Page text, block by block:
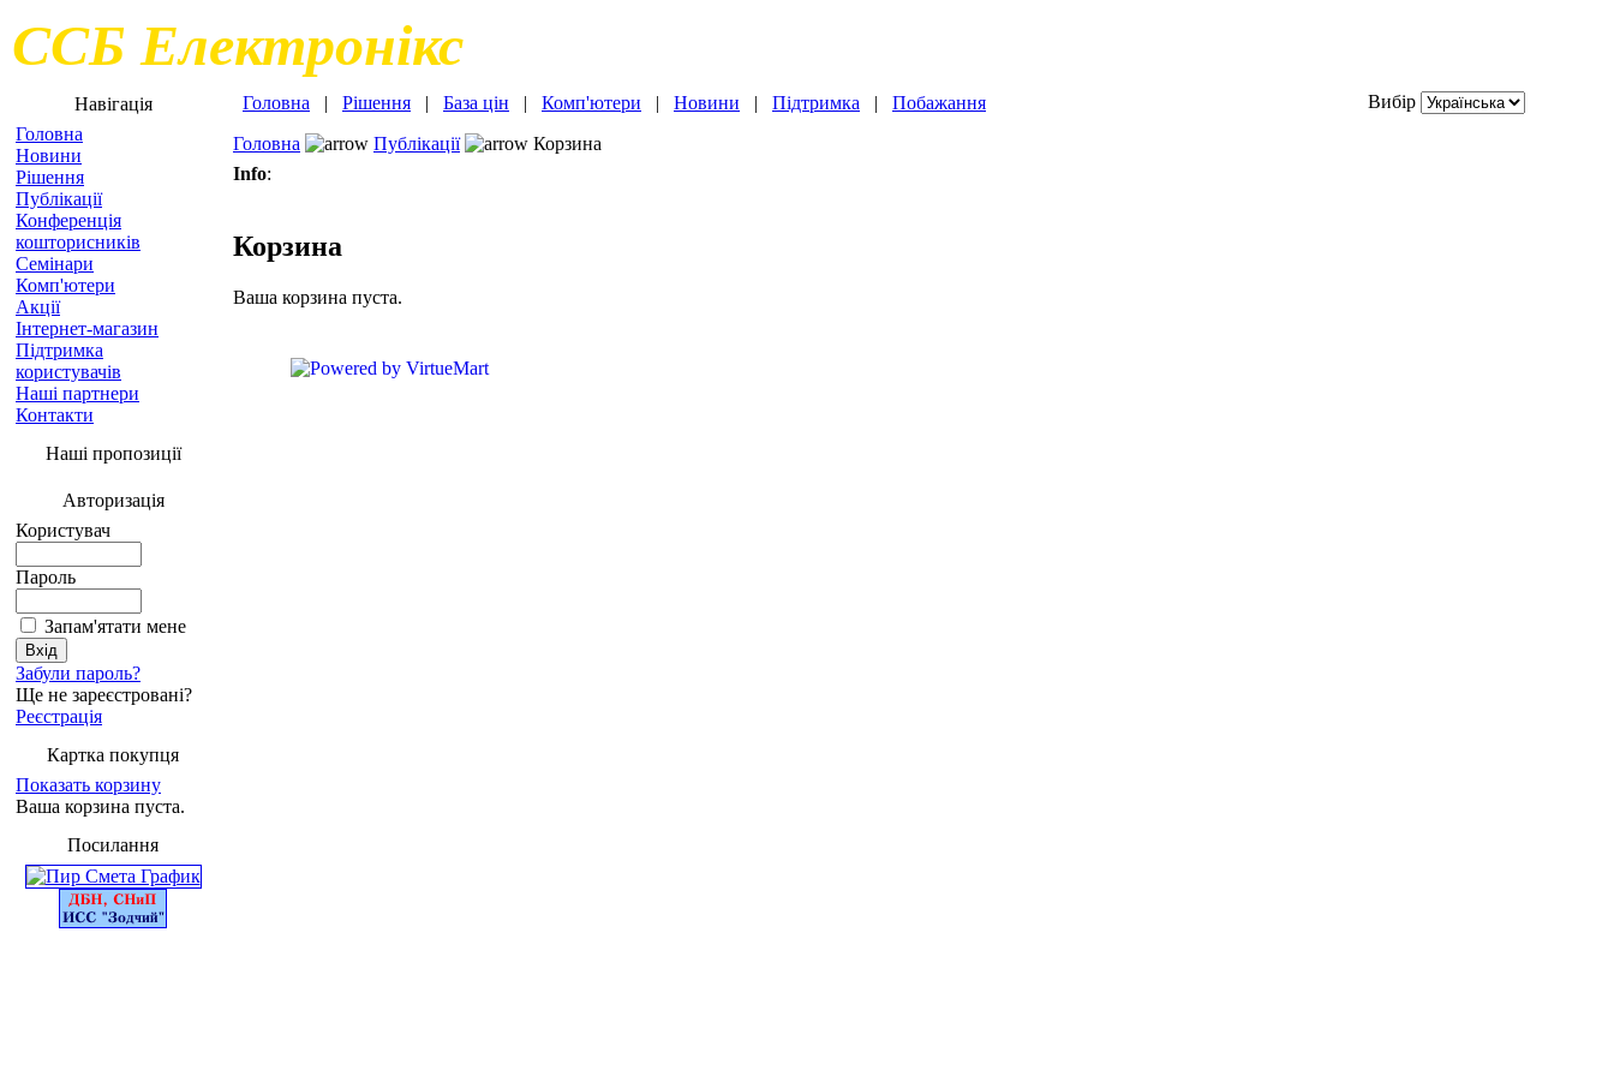
ССБ Електронікс
Навігація
Головна
Новини
Рішення
Публікації
Конференція
кошторисників
Семінари
Комп'ютери
Акції
Інтернет-магазин
Підтримка
користувачів
Наші партнери
Контакти
Наші пропозиції
Авторизація
Користувач
Пароль
Запам'ятати мене
Забули пароль?
Ще не зареєстровані?
Реєстрація
Картка покупця
Показать корзину
Ваша корзина пуста.
Посилання
Головна | Рішення | База цін | Комп'ютери | Новини | Підтримка | Побажання Вибір
Головна Публікації
Корзина
Info:
Корзина
Ваша корзина пуста.